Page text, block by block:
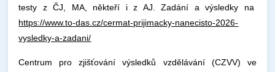
testy z ČJ, MA, někteří i z AJ. Zadání a výsledky na
https://www.to-das.cz/cermat-prijimacky-nanecisto-2026-
vysledky-a-zadani/
Centrum pro zjišťování výsledků vzdělávání (CZVV) ve